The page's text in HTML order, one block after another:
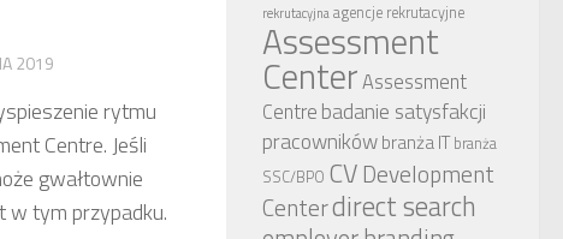
2019
rytmu
Centre. Jeśli
gwałtownie
w tym przypadku.
rekrutacyjnaagencje rekrutacyjne
Assessment
CenterAssessment
Centre badanie satysfakcji
pracownikówbranża IT branża
SSC/BPO CV Development
Centerdirect search